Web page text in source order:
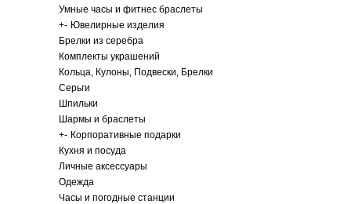
Умные часы и фитнес браслеты
+- Ювелирные изделия
Брелки из серебра
Комплекты украшений
Кольца, Кулоны, Подвески, Брелки
Серьги
Шпильки
Шармы и браслеты
+- Корпоративные подарки
Кухня и посуда
Личные аксессуары
Одежда
Часы и погодные станции